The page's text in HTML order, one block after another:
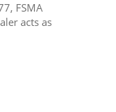
FSMA
acts as